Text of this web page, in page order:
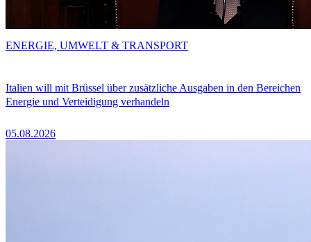
Italien will mit Brüssel über zusätzliche Ausgaben in den Bereichen
Energie und Verteidigung verhandeln
05.08.2026
ENERGIE, UMWELT & TRANSPORT